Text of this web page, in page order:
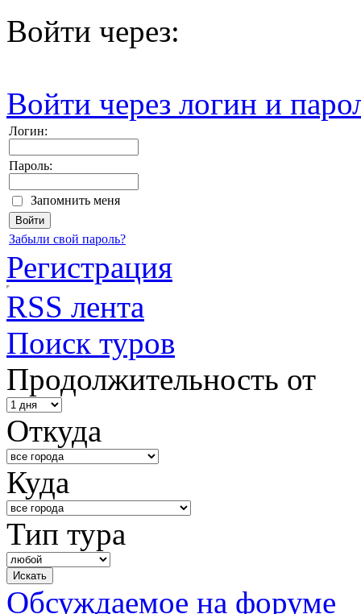
Войти через:
Войти через логин и
Логин:
Пароль:
Запомнить меня
Забыли свой пароль?
Регистрация
RSS лента
Поиск туров
Продолжительность от
Откуда
Куда
Тип тура
Обсуждаемое на форуме